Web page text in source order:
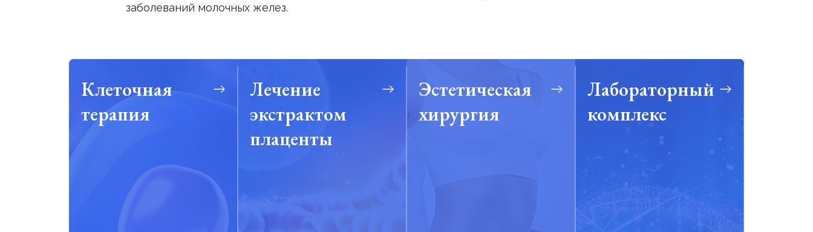
заболеваний молочных желез.
Клеточная
терапия
Лечение
экстрактом
плаценты
Эстетическая
хирургия
Лабораторный
комплекс